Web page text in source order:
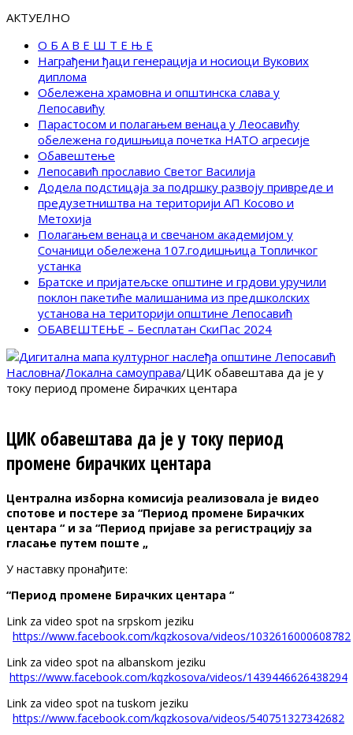
АКТУЕЛНО
О Б А В Е Ш Т Е Њ Е
Награђени ђаци генерација и носиоци Вукових
диплома
Обележена храмовна и општинска слава у
Лепосавићу
Парастосом и полагањем венаца у Леосавићу
обележена годишњица почетка НАТО агресије
Обавештење
Лепосавић прославио Светог Василија
Додела подстицаја за подршку развоју привреде и
предузетништва на територији АП Косово и
Метохија
Полагањем венаца и свечаном академијом у
Сочаници обележена 107.годишњица Топличког
устанка
Братске и пријатељске општине и грдови уручили
поклон пакетиће малишанима из предшколских
установа на територији општине Лепосавић
ОБАВЕШТЕЊЕ – Бесплатан СкиПас 2024
Насловна/Локална самоуправа/ЦИК обавештава да је у
току период промене бирачких центара
ЦИК обавештава да је у току период
промене бирачких центара
Централна изборна комисија реализовала је видео
спотoве и постере за “Период промене Бирачких
центара “ и за “Период пријаве за регистрацију за
гласање путем поште „
У наставку пронађите:
“Период промене Бирачких центара “
Link za video spot na srpskom jeziku
https://www.facebook.com/kqzkosova/videos/1032616000608782
Link za video spot na albanskom jeziku
https://www.facebook.com/kqzkosova/videos/1439446626438294
Link za video spot na tuskom jeziku
https://www.facebook.com/kqzkosova/videos/540751327342682